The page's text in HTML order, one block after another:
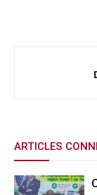
ARTICLES